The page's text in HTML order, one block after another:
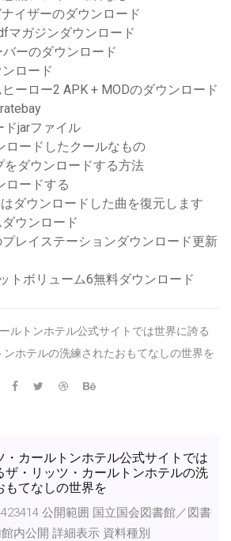
イザーのダウンロード
マガジンダウンロード
ーのダウンロード
ロード
ーロー2 APK + MODのダウンロード
ドjarファイル
ロードしたクールなもの
をダウンロードする方法
ロードする
ダウンロードした曲を復元します
ウンロード
レイステーションダウンロード更新
トボリューム6無料ダウンロード
ルトンホテル公式サイトでは世界に誇る
ホテルの洗練されたおもてなしの世界を
・カールトンホテル公式サイトでは
ザ・リッツ・カールトンホテルの洗
もてなしの世界を
公開範囲 国立国会図書館／図書
内公開 詳細表示 資料種別